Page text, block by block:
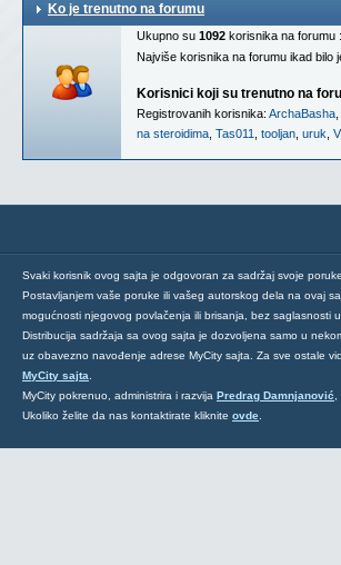
Ko je trenutno na forumu
Ukupno su 1092 korisnika na
Najviše korisnika na forumu ikad bilo
Korisnici koji su trenutno na
Registrovanih korisnika: ArchaBasha
na steroidima Tas011 tooljan uruk
Svaki korisnik ovog sajta je odgovoran za sadržaj svoje
Postavljanjem vaše poruke ili vašeg autorskog dela na ovaj
mogućnosti njegovog povlačenja ili brisanja, bez saglasnosti
Distribucija sadržaja sa ovog sajta je dozvoljena samo u
uz obavezno navođenje adrese MyCity sajta. Za sve ostale
MyCity sajta
MyCity pokrenuo, administrira i razvija Predrag Damnjanović
Ukoliko želite da nas kontaktirate kliknite ovde